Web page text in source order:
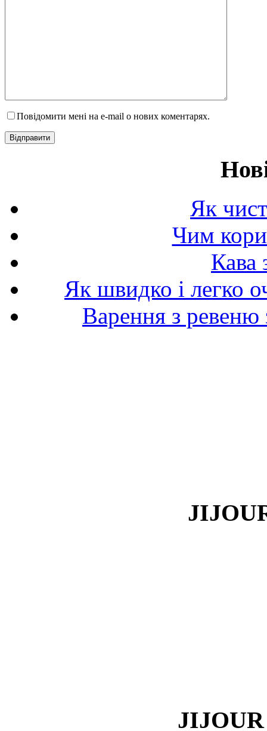
Повідомити мені на e-mail о нових коментарях.
Як
Чим
Кава
Як швидко і легко
Варення з ревеню